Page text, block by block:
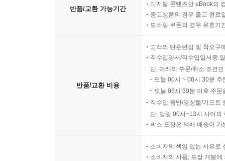
반품/교환 가능기간
디지털 콘텐츠인 eBook의
중고상품의 경우 출고 완료
모바일 쿠폰의 경우 유효기
반품/교환 비용
고객의 단순변심 및 착오구
직수입양서/직수입일서중
단, 아래의 주문/취소 조건
오늘 00시 ~ 06시 30분
오늘 06시 30분 이후 주
직수입 음반/영상물/기프트
단, 당일 00시~13시 사이의
박스 포장은 택배 배송이
소비자의 책임 있는 사유로
소비자의 사용, 포장 개봉